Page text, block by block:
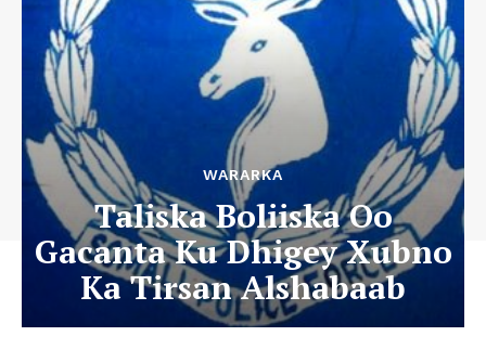
WARARKA
Taliska Boliiska Oo
Gacanta Ku Dhigey Xubno
Ka Tirsan Alshabaab